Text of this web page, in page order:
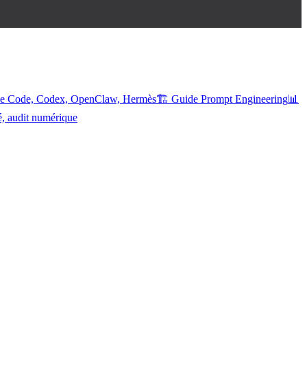
Code, Codex, OpenClaw, Hermès🏗️ Guide Prompt Engineering📊
audit numérique